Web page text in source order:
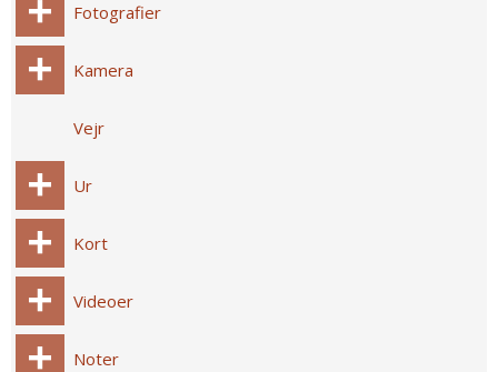
Fotografier
Kamera
Vejr
Ur
Kort
Videoer
Noter